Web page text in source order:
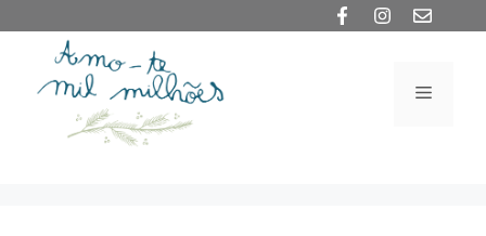
conteúdo
Menu